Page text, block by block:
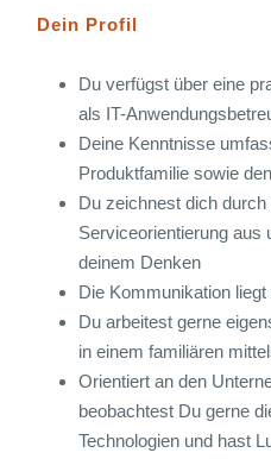
Dein Profil
Du verfügst über eine
als IT-
Deine Kenntnisse
Produktfamilie sowie
Du zeichnest dich durch
Serviceorientierung aus
deinem Denken
Die Kommunikation
Du arbeitest gerne
in einem familiären
Orientiert an den
beobachtest Du gerne
Technologien und hast